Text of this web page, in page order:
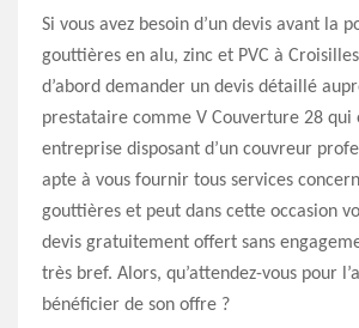
Si vous avez besoin d’un devis avant la
gouttières en alu, zinc et PVC à
d’abord demander un devis détaillé
prestataire comme V Couverture 28 qui
entreprise disposant d’un couvreur
apte à vous fournir tous services
gouttières et peut dans cette occasion
devis gratuitement offert sans
très bref. Alors, qu’attendez-vous pour
bénéficier de son offre ?